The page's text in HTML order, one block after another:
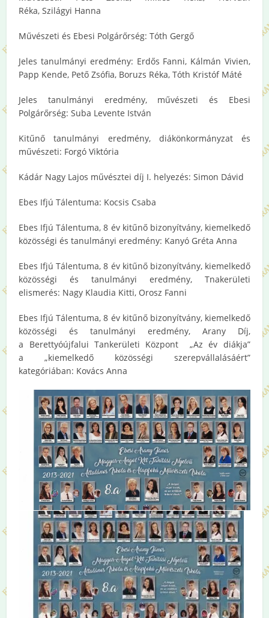
Réka, Szilágyi Hanna
Művészeti és Ebesi Polgárőrség: Tóth Gergő
Jeles tanulmányi eredmény: Erdős Fanni, Kálmán Vivien,
Papp Kende, Pető Zsófia, Boruzs Réka, Tóth Kristóf Máté
Jeles tanulmányi eredmény, művészeti és Ebesi
Polgárőrség: Suba Levente István
Kitűnő tanulmányi eredmény, diákönkormányzat és
művészeti: Forgó Viktória
Kádár Nagy Lajos művésztei díj I. helyezés: Simon Dávid
Ebes Ifjú Tálentuma: Kocsis Csaba
Ebes Ifjú Tálentuma, 8 év kitűnő bizonyítvány, kiemelkedő
közösségi és tanulmányi eredmény: Kanyó Gréta Anna
Ebes Ifjú Tálentuma, 8 év kitűnő bizonyítvány, kiemelkedő
közösségi és tanulmányi eredmény, Tnakerületi
elismerés: Nagy Klaudia Kitti, Orosz Fanni
Ebes Ifjú Tálentuma, 8 év kitűnő bizonyítvány, kiemelkedő
közösségi és tanulmányi eredmény, Arany Díj,
a Berettyóújfalui Tankerületi Központ „Az év diákja”
a „kiemelkedő közösségi szerepvállalásáért”
kategóriában: Kovács Anna